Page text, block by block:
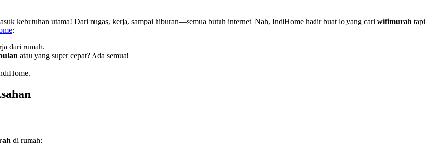
kebutuhan utama! Dari nugas, kerja, sampai hiburan—semua butuh internet. Nah, IndiHome hadir buat lo yang cari wifimurah tapi
:
dari rumah.
atau yang super cepat? Ada semua!
di rumah: